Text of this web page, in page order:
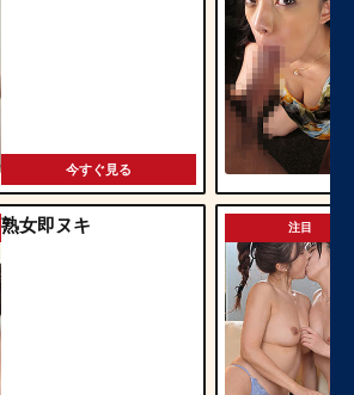
今すぐ見る
熟女即ヌキ 注目